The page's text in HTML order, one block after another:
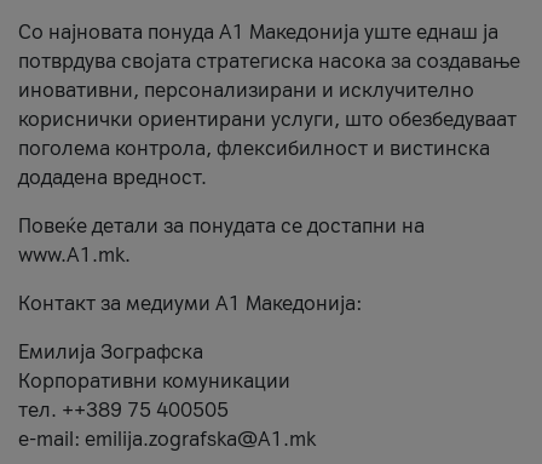
Со најновата понуда А1 Македонија уште еднаш ја
потврдува својата стратегиска насока за создавање
иновативни, персонализирани и исклучително
кориснички ориентирани услуги, што обезбедуваат
поголема контрола, флексибилност и вистинска
додадена вредност.
Повеќе детали за понудата се достапни на
www.А1.mk.
Контакт за медиуми А1 Македонија:
Емилија Зографска
Корпоративни комуникации
тел. ++389 75 400505
e-mail: emilija.zografska@A1.mk